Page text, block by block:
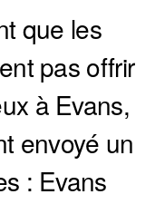
que les
pas offrir
à Evans,
envoyé un
: Evans